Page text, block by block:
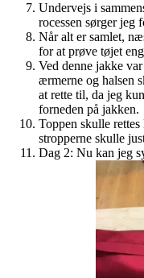
Undervejs i
rocessen sørger jeg
Når alt er samlet,
for at prøve tøjet
Ved denne jakke
ærmerne og halsen
at rette til, da jeg
forneden på jakken.
Toppen skulle
stropperne skulle
Dag 2: Nu kan jeg